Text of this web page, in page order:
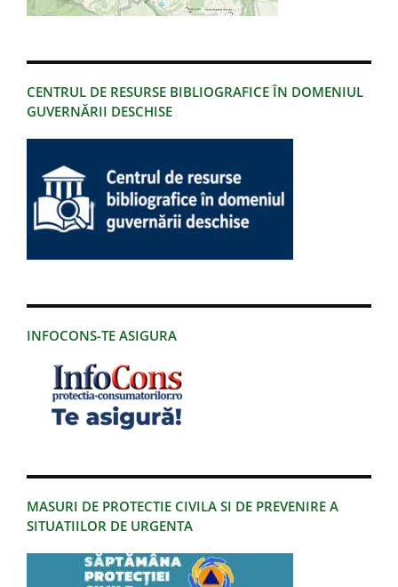
CENTRUL DE RESURSE BIBLIOGRAFICE ÎN DOMENIUL
GUVERNĂRII DESCHISE
INFOCONS-TE ASIGURA
MASURI DE PROTECTIE CIVILA SI DE PREVENIRE A
SITUATIILOR DE URGENTA